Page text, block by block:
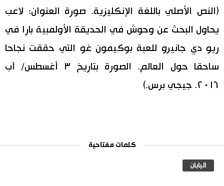
(النص الأصلي باللغة الإنكليزية. صورة العنوان: لاعب
يحاول البحث عن وحوش في الحديقة الأولمبية بارا في
ريو دي جانيرو للعبة بوكيمون غو التي حققت نجاحا
ساحقا حول العالم. الصورة بتاريخ ٣ أغسطس/ آب
٢٠١٦. جيجي برس.)
كلمات مفتاحية
اليابان